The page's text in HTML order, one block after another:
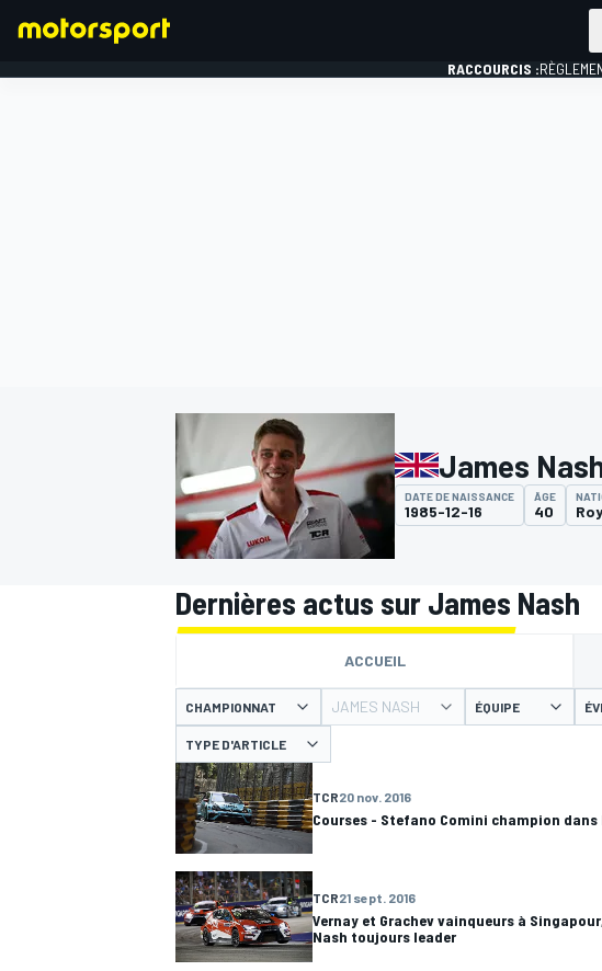
RACCOURCIS :
James
DATE DE NAISSANCE
1985-12-16
ÂGE
40
Dernières actus sur James Nash
ACCUEIL
CHAMPIONNAT JAMES NASH ÉQUIPE
TYPE D'ARTICLE
TCR20 nov. 2016
Courses - Stefano Comini champion dans
TCR21 sept. 2016
Vernay et Grachev vainqueurs à
Nash toujours leader